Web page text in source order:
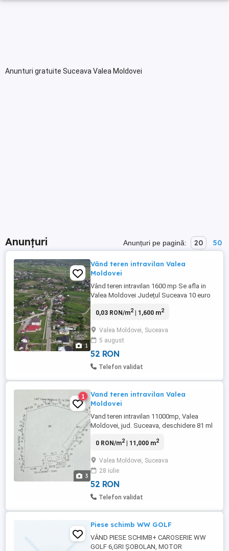
Anunturi gratuite Suceava Valea Moldovei
Anunțuri Anunțuri pe pagină: 20 50
1
Vând teren intravilan Valea
Moldovei
Vând teren intravilan 1600 mp Se afla in
Valea Moldovei Județul Suceava 10 euro
zero șapte trei trei doi doi noua patru
0,03 RON/m2| 1,600 m2
Valea Moldovei, Suceava
5 august
52 RON
Telefon validat
3
1
Vand teren intravilan Valea
Moldovei
Vand teren intravilan 11000mp, Valea
Moldovei, jud. Suceava, deschidere 81 ml
0 RON/m2| 11,000 m2
Valea Moldovei, Suceava
28 iulie
52 RON
Telefon validat
Piese schimb WW GOLF
VÂND PIESE SCHIMB+ CAROSERIE WW
GOLF 6,GRI ȘOBOLAN, MOTOR